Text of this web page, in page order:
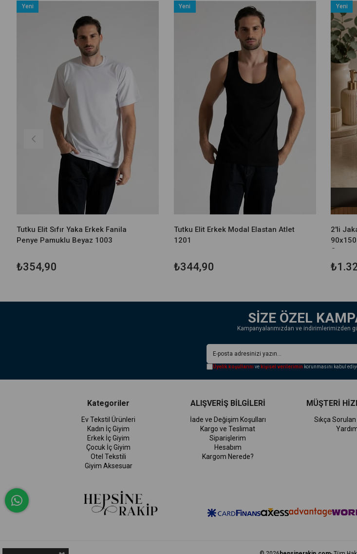
Tutku Elit Sıfır Yaka Erkek Fanila
Penye Pamuklu Beyaz 1003
₺354,90
Yeni
Tutku Elit Erkek Modal Elastan Atlet
1201
₺344,90
Yeni
2'li
Gr
Yeni
Ürün
SİZE ÖZEL
Kampanyalarımızdan ve indirimlerimizden
Üyelik koşullarını ve kişisel verilerimin korunmasını kabul
Kategoriler
Ev Tekstil Ürünleri
Kadın İç Giyim
Erkek İç Giyim
Çocuk İç Giyim
Otel Tekstili
Giyim Aksesuar
ALIŞVERİŞ BİLGİLERİ
İade ve Değişim Koşulları
Kargo ve Teslimat
Siparişlerim
Hesabım
Kargom Nerede?
MÜŞTERİ
Sıkça